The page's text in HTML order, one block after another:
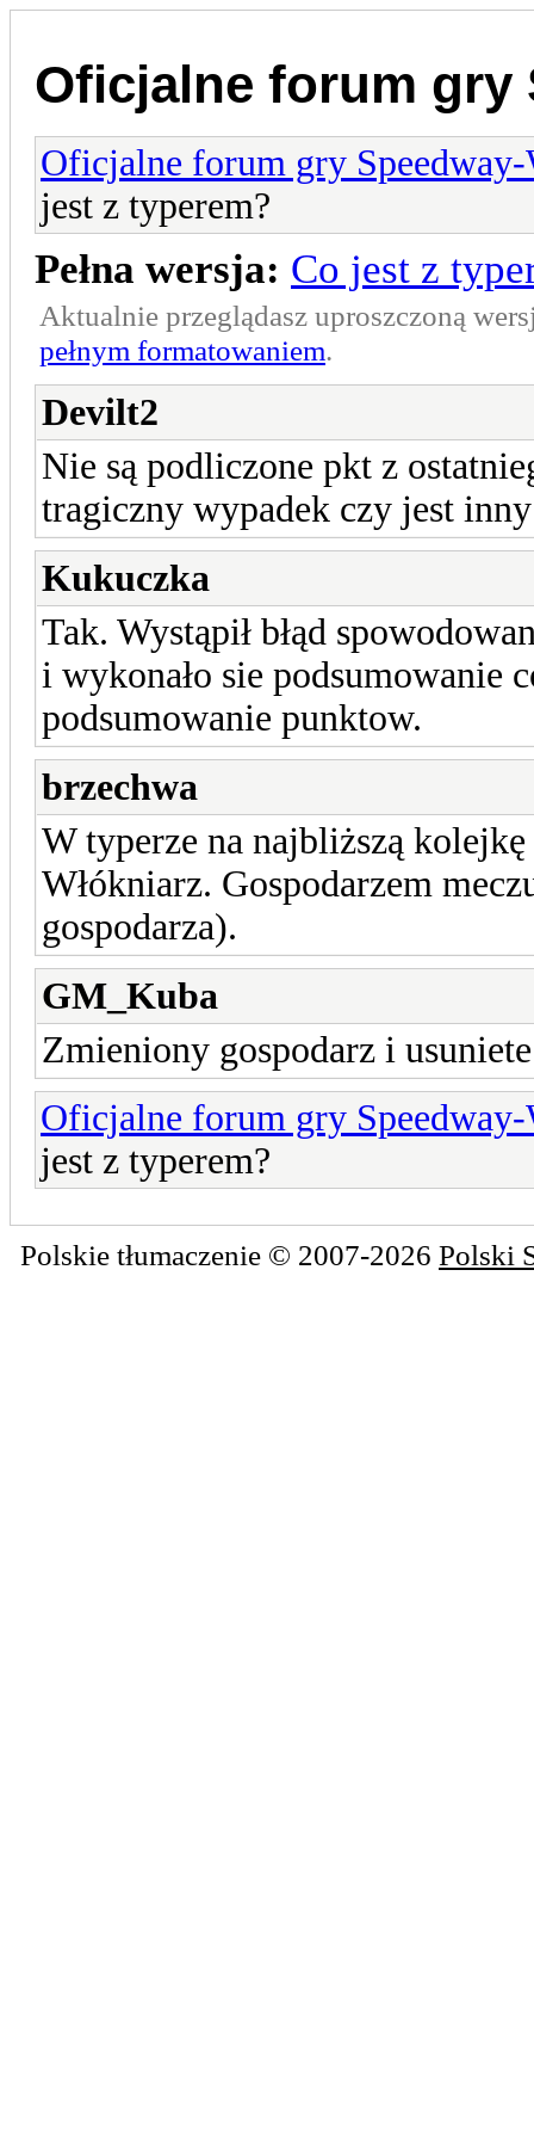
Oficjalne forum gry
Oficjalne forum gry
jest z typerem?
Pełna wersja: Co jest z
Aktualnie przeglądasz uproszczoną
pełnym formatowaniem.
Devilt2
Nie są podliczone pkt z
tragiczny wypadek czy jest
Kukuczka
Tak. Wystąpił błąd
i wykonało sie podsumowanie
podsumowanie punktow.
brzechwa
W typerze na najbliższą
Włókniarz. Gospodarzem
gospodarza).
GM_Kuba
Zmieniony gospodarz i
Oficjalne forum gry
jest z typerem?
Polskie tłumaczenie © 2007-2026 Polski